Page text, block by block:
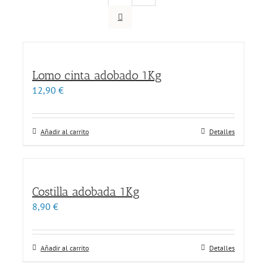
Lomo cinta adobado 1Kg
12,90 €
Añadir al carrito Detalles
Costilla adobada 1Kg
8,90 €
Añadir al carrito Detalles